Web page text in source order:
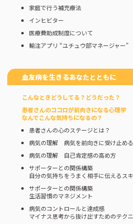
家庭で行う補充療法
インヒビター
医療費助成制度について
輸注アプリ “ユチュウ部マネージャー”
血友病を生きるあなたとともに
こんなときどうしてる？どうだった？
患者さんのココロが前向きになる心理学
なんでこんな気持ちになるの？
患者さんの心のステージとは？
病気の理解 病気を前向きに受け止め
病気の理解 自己肯定感の高め方
サポーターとの関係構築
自分の気持ちをうまく相手に伝えるス
サポーターとの関係構築
生活習慣のマネジメント
病気のコントロールと達成感
マイナス思考から抜け出すためのテク